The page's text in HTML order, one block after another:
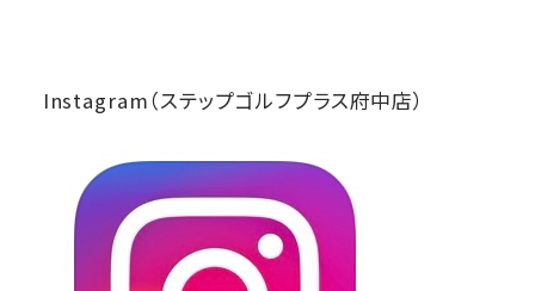
Instagram（ステップゴルフプラス府中店）